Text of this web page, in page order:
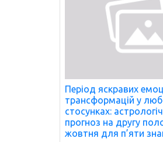
Період яскравих
трансформацій у
стосунках:
прогноз на другу
жовтня для п’яти